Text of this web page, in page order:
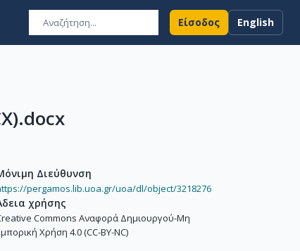
Είσοδος English
Διεύθυνση
pergamos.lib.uoa.gr/uoa/dl/object/3218276
χρήσης
Commons Αναφορά Δημιουργού-Μη
Χρήση 4.0 (CC-BY-NC)